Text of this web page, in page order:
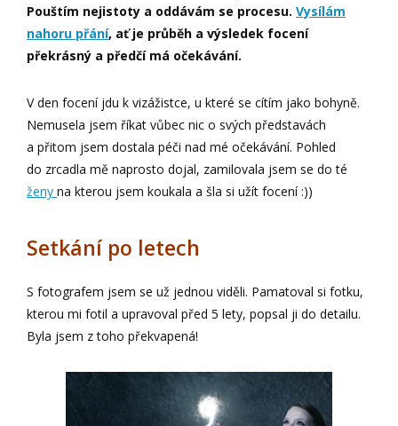
Pouštím nejistoty a oddávám se procesu. Vysílám
nahoru přání, ať je průběh a výsledek focení
překrásný a předčí má očekávání.
V den focení jdu k vizážistce, u které se cítím jako bohyně.
Nemusela jsem říkat vůbec nic o svých představách
a přitom jsem dostala péči nad mé očekávání. Pohled
do zrcadla mě naprosto dojal, zamilovala jsem se do té
ženy na kterou jsem koukala a šla si užít focení :))
Setkání po letech
S fotografem jsem se už jednou viděli. Pamatoval si fotku,
kterou mi fotil a upravoval před 5 lety, popsal ji do detailu.
Byla jsem z toho překvapená!